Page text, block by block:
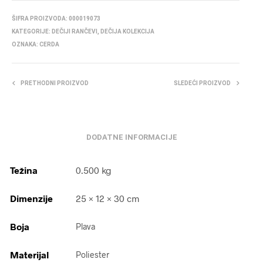
ŠIFRA PROIZVODA: 000019073
KATEGORIJE: DEČIJI RANČEVI
DEČIJA KOLEKCIJA
OZNAKA: CERDA
PRETHODNI PROIZVOD SLEDEĆI PROIZVOD
DODATNE INFORMACIJE
Težina 0.500 kg
Dimenzije 25 × 12 × 30 cm
Boja Plava
Materijal Poliester